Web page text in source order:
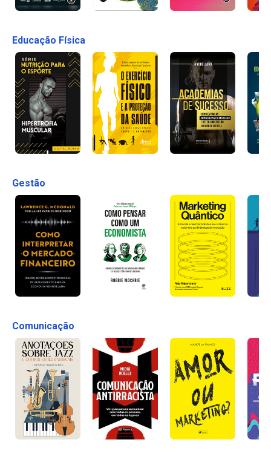
Educação Física
Gestão
Comunicação